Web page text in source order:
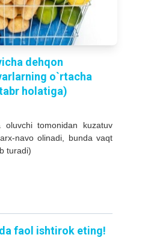
dehqon
o`rtacha
holatiga)
oluvchi tomonidan kuzatuv
navo olinadi, bunda vaqt
turadi)
faol ishtirok eting!